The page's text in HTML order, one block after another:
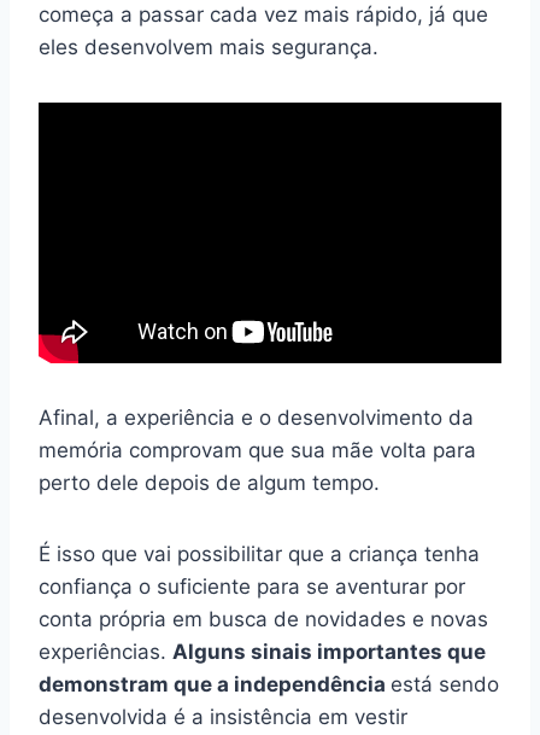
começa a passar cada vez mais rápido, já que
eles desenvolvem mais segurança.
Afinal, a experiência e o desenvolvimento da
memória comprovam que sua mãe volta para
perto dele depois de algum tempo.
É isso que vai possibilitar que a criança tenha
confiança o suficiente para se aventurar por
conta própria em busca de novidades e novas
experiências. Alguns sinais importantes que
demonstram que a independência está sendo
desenvolvida é a insistência em vestir